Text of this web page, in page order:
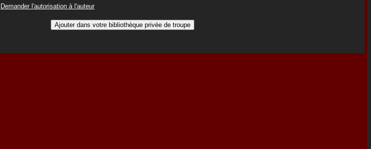
Demander l'autorisation à l'auteur